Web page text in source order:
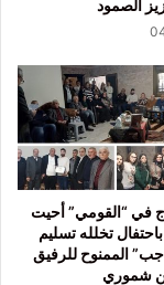
الصمود
في “القومي” أحيت
تخلله تسليم
الممنوح للرفيق
شموري